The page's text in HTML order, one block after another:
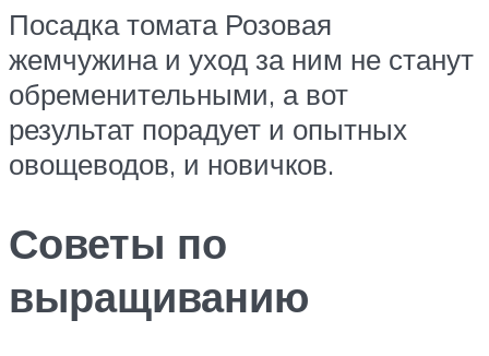
Посадка томата Розовая
жемчужина и уход за ним не станут
обременительными, а вот
результат порадует и опытных
овощеводов, и новичков.
Советы по
выращиванию